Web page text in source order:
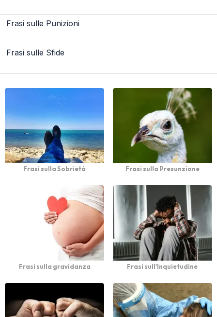
Frasi sulle Punizioni
Frasi sulle Sfide
Frasi sulla Sobrietà Frasi sulla Presunzione
Frasi sulla gravidanza Frasi sull'Inquietudine